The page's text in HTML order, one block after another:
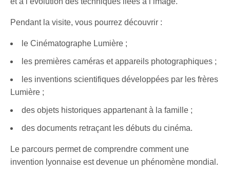
Pendant la visite, vous pourrez découvrir :
le Cinématographe Lumière ;
les premières caméras et appareils photographiques ;
les inventions scientifiques développées par les frères
Lumière ;
des objets historiques appartenant à la famille ;
des documents retraçant les débuts du cinéma.
Le parcours permet de comprendre comment une
invention lyonnaise est devenue un phénomène mondial.